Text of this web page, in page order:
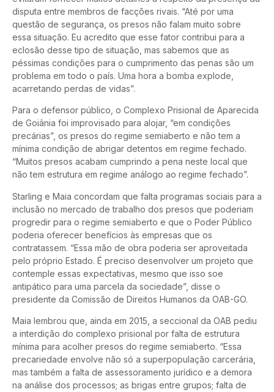
disputa entre membros de facções rivais. “Até por uma
questão de segurança, os presos não falam muito sobre
essa situação. Eu acredito que esse fator contribui para a
eclosão desse tipo de situação, mas sabemos que as
péssimas condições para o cumprimento das penas são um
problema em todo o país. Uma hora a bomba explode,
acarretando perdas de vidas”.
Para o defensor público, o Complexo Prisional de Aparecida
de Goiânia foi improvisado para alojar, “em condições
precárias”, os presos do regime semiaberto e não tem a
mínima condição de abrigar detentos em regime fechado.
“Muitos presos acabam cumprindo a pena neste local que
não tem estrutura em regime análogo ao regime fechado”.
Starling e Maia concordam que falta programas sociais para a
inclusão no mercado de trabalho dos presos que poderiam
progredir para o regime semiaberto e que o Poder Público
poderia oferecer benefícios às empresas que os
contratassem. “Essa mão de obra poderia ser aproveitada
pelo próprio Estado. É preciso desenvolver um projeto que
contemple essas expectativas, mesmo que isso soe
antipático para uma parcela da sociedade”, disse o
presidente da Comissão de Direitos Humanos da OAB-GO.
Maia lembrou que, ainda em 2015, a seccional da OAB pediu
a interdição do complexo prisional por falta de estrutura
mínima para acolher presos do regime semiaberto. “Essa
precariedade envolve não só a superpopulação carcerária,
mas também a falta de assessoramento jurídico e a demora
na análise dos processos; as brigas entre grupos; falta de